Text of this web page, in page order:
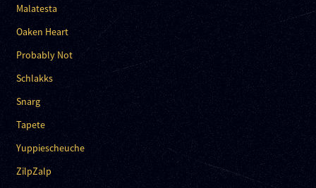
Malatesta
Oaken Heart
Probably Not
Schlakks
Snarg
Tapete
Yuppiescheuche
ZilpZalp